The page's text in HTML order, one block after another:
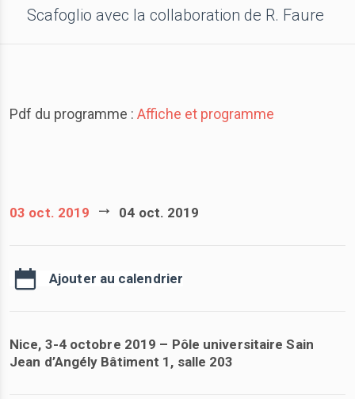
Scafoglio avec la collaboration de R. Faure
Pdf du programme : Affiche et programme
03 oct. 2019 04 oct. 2019
Ajouter au calendrier
Nice, 3-4 octobre 2019 – Pôle universitaire Sain
Jean d’Angély Bâtiment 1, salle 203